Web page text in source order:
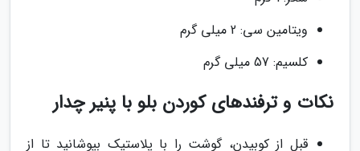
ویتامین سی: 2 میلی گرم
کلسیم: 57 میلی گرم
نکات و ترفندهای کوردن بلو با پنیر چدار
قبل از کوبیدن، گوشت را با پلاستیک بپوشانید تا از